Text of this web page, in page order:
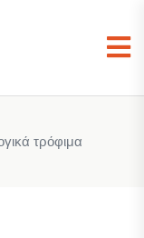
τρόφιμα